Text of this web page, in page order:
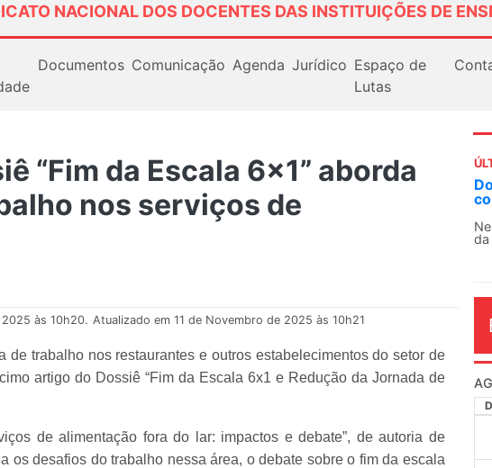
NACIONAL DOS DOCENTES DAS INSTITUIÇÕES DE
Documentos Comunicação Agenda Jurídico Espaço de
Lutas
“Fim da Escala 6x1” aborda
nos serviços de
às 10h20. Atualizado em 11 de Novembro de 2025 às 10h21
de trabalho nos restaurantes e outros estabelecimentos do setor de
artigo do Dossiê “Fim da Escala 6x1 e Redução da Jornada de
de alimentação fora do lar: impactos e debate”, de autoria de
os desafios do trabalho nessa área, o debate sobre o fim da escala
Docentes paralisam
contra as políticas de Milei na
Nessa segunda-feira (3), sindicatos
da educação superior e básica da